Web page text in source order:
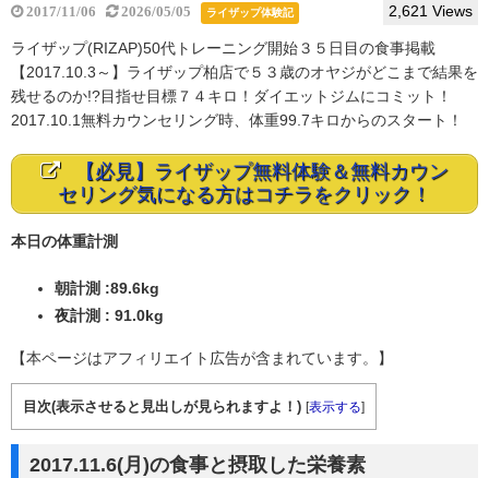
2017/11/06 2026/05/05 ライザップ体験記 2,621 Views
ライザップ(RIZAP)50代トレーニング開始３５日目の食事掲載
【2017.10.3～】ライザップ柏店で５３歳のオヤジがどこまで結果を
残せるのか!?目指せ目標７４キロ！ダイエットジムにコミット！
2017.10.1無料カウンセリング時、体重99.7キロからのスタート！
【必見】ライザップ無料体験＆無料カウン
セリング気になる方はコチラをクリック！
本日の体重計測
朝計測 :89.6kg
夜計測 : 91.0kg
【本ページはアフィリエイト広告が含まれています。】
目次(表示させると見出しが見られますよ！) [表示する]
2017.11.6(月)の食事と摂取した栄養素